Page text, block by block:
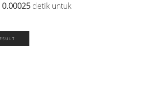
0.00025 detik untuk